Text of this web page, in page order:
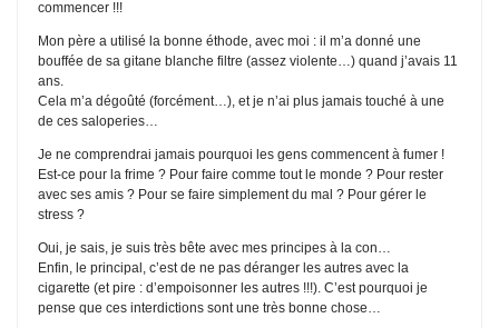
commencer !!!
Mon père a utilisé la bonne éthode, avec moi : il m’a donné une
bouffée de sa gitane blanche filtre (assez violente…) quand j’avais 11
ans.
Cela m’a dégoûté (forcément…), et je n’ai plus jamais touché à une
de ces saloperies…
Je ne comprendrai jamais pourquoi les gens commencent à fumer !
Est-ce pour la frime ? Pour faire comme tout le monde ? Pour rester
avec ses amis ? Pour se faire simplement du mal ? Pour gérer le
stress ?
Oui, je sais, je suis très bête avec mes principes à la con…
Enfin, le principal, c’est de ne pas déranger les autres avec la
cigarette (et pire : d’empoisonner les autres !!!). C’est pourquoi je
pense que ces interdictions sont une très bonne chose…